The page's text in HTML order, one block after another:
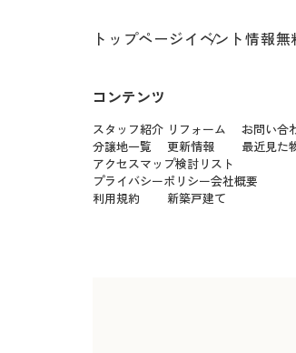
トップページイベント情報無
コンテンツ
スタッフ紹介 リフォーム
お問い合
分譲地一覧
更新情報
最近見た
アクセスマップ検討リスト
プライバシーポリシー会社概要
利用規約
新築戸建て